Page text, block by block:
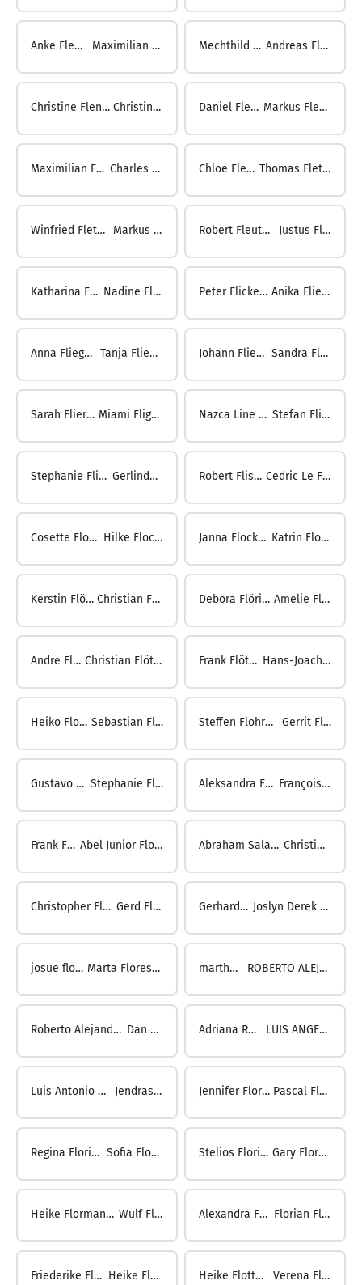
Anke Flemming ... Maximilian Flemming Mechthild Flemming ... Andreas Flenkenthaler
Christine Flenkenthaler ... Christina Flesch Daniel Flesch ... Markus Fleschutz
Maximilian Fleschutz ... Charles Fletcher Chloe Fletcher ... Thomas Fletschinger
Winfried Fletschinger ... Markus Fleuter Robert Fleuter ... Justus Flick
Katharina Flick ... Nadine Flicker Peter Flicker ... Anika Fliegel
Anna Fliegel ... Tanja Fliegert Johann Fliegl ... Sandra Flierl
Sarah Flierl ... Miami Flights Nazca Line Flights ... Stefan Flinspach
Stephanie Flinspach ... Gerlinde Flisar Robert Flisar ... Cedric Le Floch
Cosette Floch ... Hilke Flocken Janna Flocken ... Katrin Floegel
Kerstin Flögel ... Christian Flöring Debora Flöring ... Amelie Flöter
Andre Flöter ... Christian Flötschinger Frank Flöttchen ... Hans-Joachim Flohr
Heiko Flohr ... Sebastian Flohre Steffen Flohre ... Gerrit Flor
Gustavo Flor ... Stephanie Florczak Aleksandra Florczuk ... François Floren
Frank Floren ... Abel Junior Flores Huitron Abraham Salatiel Flores Campos ... Christian Joel Flores
Christopher Flores ... Gerd Flores Gerhard Flores ... Joslyn Derek Flores Pavon
josue flores ... Marta Flores Gibaja martha flores ... ROBERTO ALEJANDRO FLORES
Roberto Alejandro Flores Rangel ... Dan Floresco Adriana Ramona Florescu ... LUIS ANGEL FLOREZ SAÑUDO
Luis Antonio Florez Ordoñez ... Jendraszyk Florian Jennifer Florian ... Pascal Floride
Regina Floride ... Sofia Florina Stelios Florinas ... Gary Flormann
Heike Flormann ... Wulf Flos Alexandra Flosbach ... Florian Floßmann
Friederike Floßmann ... Heike Flottmann Heike Flottmann ... Verena Flowers